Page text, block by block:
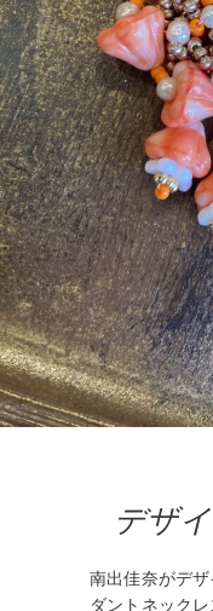
デザ
南出佳奈がデ
ダントネック